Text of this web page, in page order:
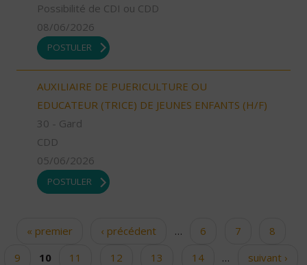
Possibilité de CDI ou CDD
08/06/2026
POSTULER
AUXILIAIRE DE PUERICULTURE OU
EDUCATEUR (TRICE) DE JEUNES ENFANTS (H/F)
30 - Gard
CDD
05/06/2026
POSTULER
Pages« premier ‹ précédent … 6 7
8
9
10 11 12 13 14 …
suivant ›